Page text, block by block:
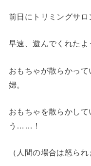
前日にトリミングサロ
早速、遊んでくれたよ
おもちゃが散らかっ
婦。
おもちゃを散らかし
う……！
（人間の場合は怒られ